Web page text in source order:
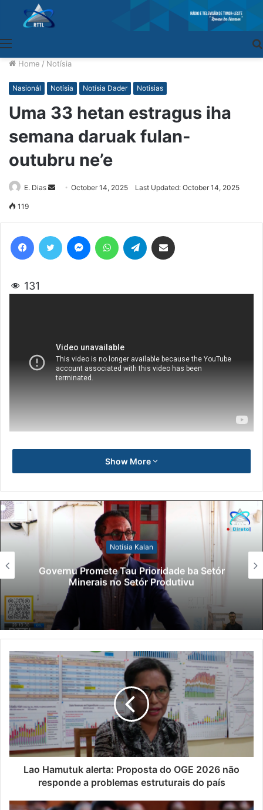
Home / Notísia
Nasionál Notísia Notísia Dader Notisias
Uma 33 hetan estragus iha
semana daruak fulan-
outubru ne’e
E. Dias
SendOctober 14, 2025 Last Updated: October 14, 2025
119
131
Show More
Notísia Kalan
Governu Promete Tau Prioridade ba Setór
Minerais no Setór Produtivu
Lao Hamutuk alerta: Proposta do OGE 2026 não
responde a problemas estruturais do país